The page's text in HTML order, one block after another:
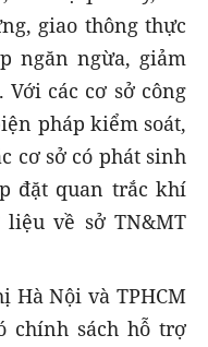
giao thông thực
ngăn ngừa, giảm
các cơ sở công
pháp kiểm soát,
cơ sở có phát sinh
đặt quan trắc khí
về sở TN&MT
Hà Nội và TPHCM
chính sách hỗ trợ